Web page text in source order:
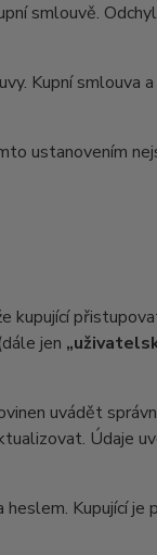
smlouvě.
Kupní smlouva a
ustanovením
jen
uvádět
Údaje
Kupující je